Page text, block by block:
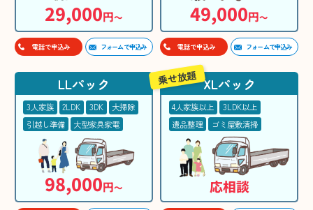
29,000円〜
電話で申込み フォームで申込み
49,000円〜
電話で申込み フォームで申込み
LLパック
3人家族 2LDK 3DK
大掃除
引越し準備
大型家具家電
98,000円〜
XLパック
4人家族以上
3LDK以上
遺品整理
ゴミ屋敷清掃
応相談
乗せ放題